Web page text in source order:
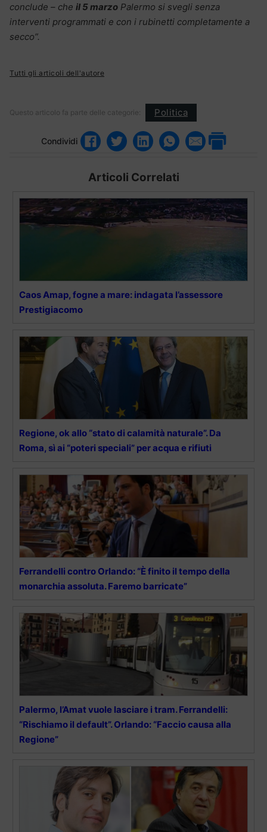
conclude – che il 5 marzo Palermo si svegli senza
interventi programmati e con i rubinetti completamente a
secco”.
Tutti gli articoli dell'autore
Questo articolo fa parte delle categorie: Politica
Condividi
Articoli Correlati
Caos Amap, fogne a mare: indagata l’assessore
Prestigiacomo
Regione, ok allo “stato di calamità naturale”. Da
Roma, sì ai “poteri speciali” per acqua e rifiuti
Ferrandelli contro Orlando: “È finito il tempo della
monarchia assoluta. Faremo barricate”
Palermo, l’Amat vuole lasciare i tram. Ferrandelli:
“Rischiamo il default”. Orlando: “Faccio causa alla
Regione”